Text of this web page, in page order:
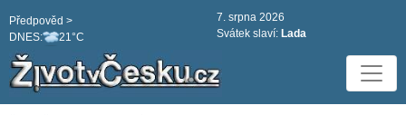
DNES: 21°C
Předpověd >
7. srpna 2026
Svátek slaví: Lada